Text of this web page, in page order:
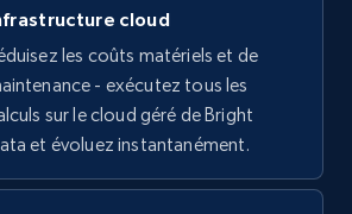
Brand, Description, Initial
Reviews count, and
cloud
les coûts matériels et de
- exécutez tous les
sur le cloud géré de Bright
et évoluez instantanément.